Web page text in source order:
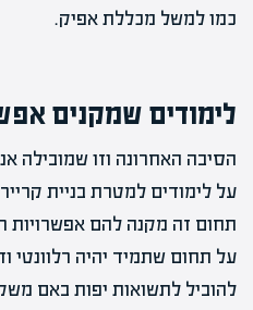
כמו למשל מכללת אפיק.
לימודים שמקנים
הסיבה האחרונה וזו שמובילה
על לימודים למטרת בניית
תחום זה מקנה להם אפשרויות
על תחום שתמיד יהיה רלוונטי
להוביל לתשואות יפות באם